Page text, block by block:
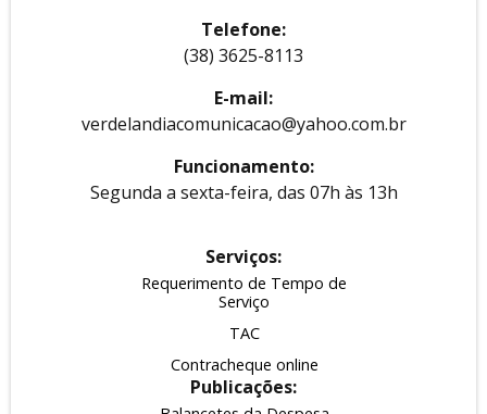
Telefone:
(38) 3625-8113
E-mail:
verdelandiacomunicacao@yahoo.com.br
Funcionamento:
Segunda a sexta-feira, das 07h às 13h
Serviços:
Requerimento de Tempo de
Serviço
TAC
Contracheque online
Publicações: